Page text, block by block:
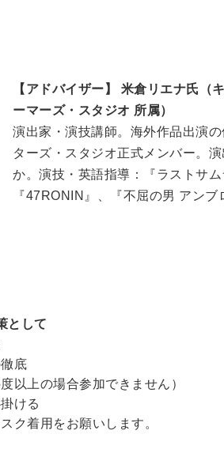
【アドバイザー】 米倉リエナ氏
ーマーズ・スタジオ 所属）
演出家・演技講師。海外作品出演
ターズ・スタジオ正式メンバー。
か。演技・英語指導：『ラストサ
『47RONIN』、『不屈の男 アン
として
底
以上の場合参加できません）
ける
ク着用をお願いします。